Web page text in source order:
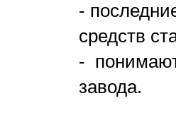
-
средств
-
завода.